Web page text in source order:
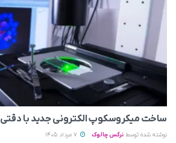
ساخت میکروسکوپ الکترونی جدید با دقتی ۲۰۰ برابر بیشتر
نوشته شده توسط نرگس چالوک